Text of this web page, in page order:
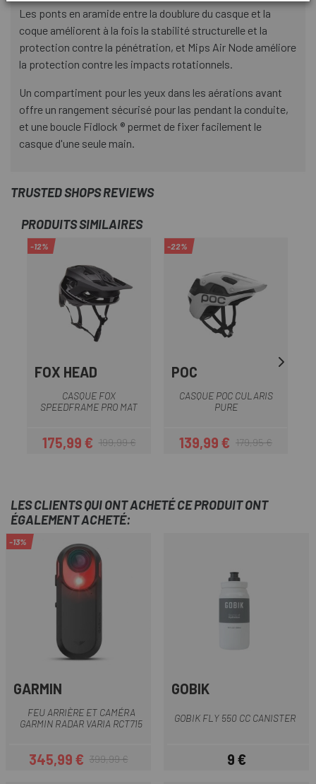
Les ponts en aramide entre la doublure du casque et la
coque améliorent à la fois la stabilité structurelle et la
protection contre la pénétration, et Mips Air Node améliore
la protection contre les impacts rotationnels.
Un compartiment pour les yeux dans les aérations avant
offre un rangement sécurisé pour las pendant la conduite,
et une boucle Fidlock ® permet de fixer facilement le
casque d'une seule main.
TRUSTED SHOPS REVIEWS
PRODUITS SIMILAIRES
-12%
FOX HEAD
CASQUE FOX
SPEEDFRAME PRO MAT
Prix
175,99 €Prix habituel
199,99 €
-22%
POC
CASQUE POC CULARIS
PURE
Prix
139,99 €Prix habituel
179,95 €
LES CLIENTS QUI ONT ACHETÉ CE PRODUIT ONT
ÉGALEMENT ACHETÉ:
-13%
GARMIN
FEU ARRIÈRE ET CAMÉRA
GARMIN RADAR VARIA RCT715
Prix
345,99 €Prix habituel
399,99 €
GOBIK
GOBIK FLY 550 CC CANISTER
Prix
9 €